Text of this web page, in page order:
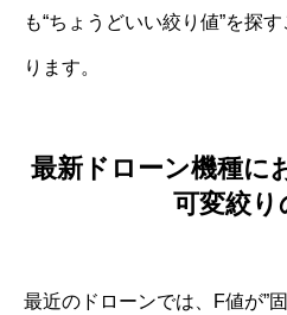
も“ちょうどいい絞り値”を探
ります。
最新ドローン機種に
可変絞り
最近のドローンでは、F値が”